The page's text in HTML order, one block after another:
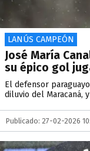
LANÚS CAMPEÓN
José María
su épico gol
El defensor
diluvio del Maracaná,
Publicado: 27-02-2026